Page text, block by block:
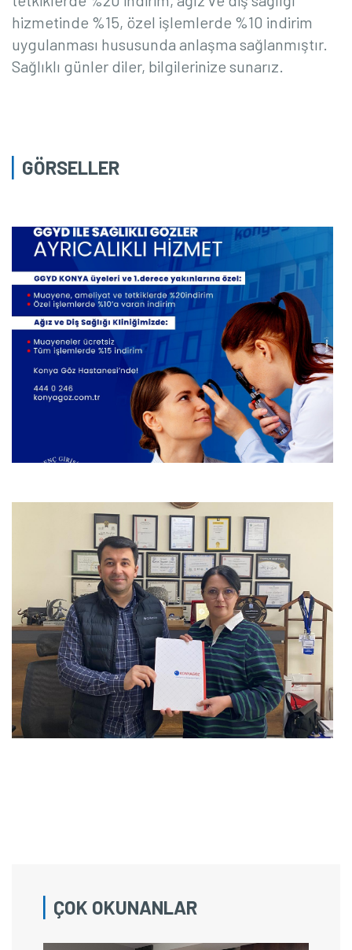
hizmetinde %15, özel işlemlerde %10 indirim
uygulanması hususunda anlaşma sağlanmıştır.
Sağlıklı günler diler, bilgilerinize sunarız.
GÖRSELLER
ÇOK OKUNANLAR